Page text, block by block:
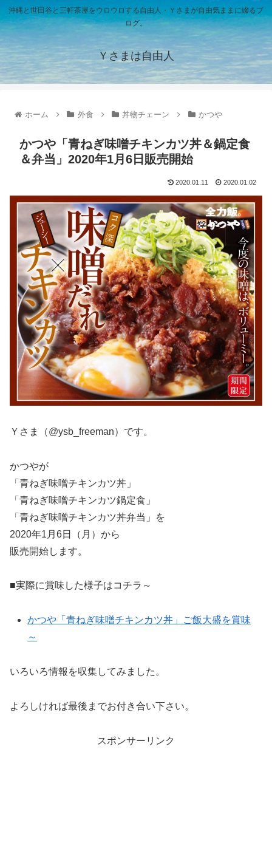
沖縄と世田谷と三軒茶屋をウロウロする自由人・Ｙさまが自由気ままに綴るブ
ログ。
Ｙさまは自由人
ホーム 外食 丼物チェーン かつや
かつや「青ねぎ味噌チキンカツ丼＆鍋定食
＆弁当」2020年1月6日販売開始
2020.01.11 2020.01.02
Ｙさま（@ysb_freeman）です。
かつやが
「青ねぎ味噌チキンカツ丼」
「青ねぎ味噌チキンカツ鍋定食」
「青ねぎ味噌チキンカツ丼弁当」を
2020年1月6日（月）から
販売開始します。
■実際に賞味した様子はコチラ～
かつや「青ねぎ味噌チキンカツ丼」ご飯大盛を賞味
～
いろいろ情報を収集してみました。
よろしければ最後までお付き合い下さい。
スポンサーリンク